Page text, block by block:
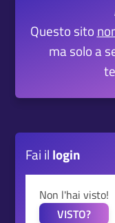
Questo sito
ma solo a
Fai il login
Non l'hai visto!
VISTO?